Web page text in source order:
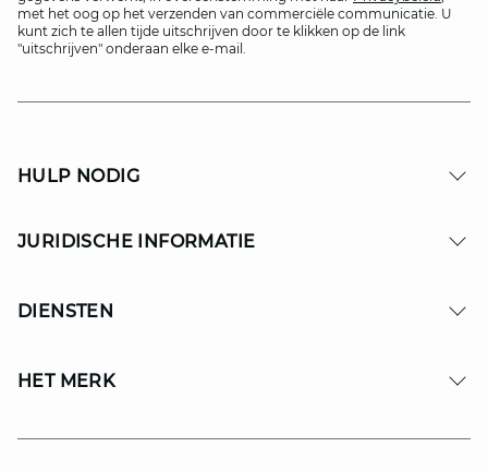
met het oog op het verzenden van commerciële communicatie. U
kunt zich te allen tijde uitschrijven door te klikken op de link
"uitschrijven" onderaan elke e-mail.
HULP NODIG
JURIDISCHE INFORMATIE
DIENSTEN
HET MERK